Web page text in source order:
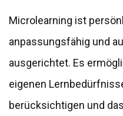
Microlearning ist
anpassungsfähig und
ausgerichtet. Es
eigenen
berücksichtigen und